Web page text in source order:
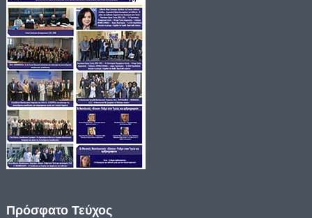
Πρόσφατο Τεύχος